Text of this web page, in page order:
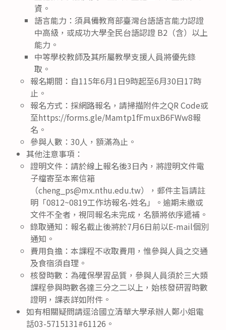
資。
語言能力：須具備教育部臺灣台語語言能力認證
中高級，或成功大學全民台語認證 B2（含）以上
能力。
中等學校教師及其所屬教學支援人員將優先錄
取。
報名期間：自115年6月1日9時起至6月30日17時
止。
報名方式：採網路報名，請掃描附件之QR Code或
至https://forms.gle/Mamtp1fFmuxB6FWw8報
名。
參與人數：30人，額滿為止。
其他注意事項：
證明文件：請於線上報名後3日內，將證明文件電
子檔寄至本案信箱
（cheng_ps@mx.nthu.edu.tw），郵件主旨請註
明「0812~0819工作坊報名-姓名」。逾期未繳或
文件不全者，視同報名未完成，名額將依序遞補。
錄取通知：報名截止後將於7月6日前以E-mail個別
通知。
費用負擔：本課程不收取費用，惟參與人員之交通
及食宿須自理。
核發時數：為確保學習品質，參與人員須於三大類
課程參與時數各達三分之二以上，始核發研習時數
證明，課表詳如附件。
如有相關疑問請逕洽國立清華大學承辦人鄭小姐電
話03-5715131#61126。